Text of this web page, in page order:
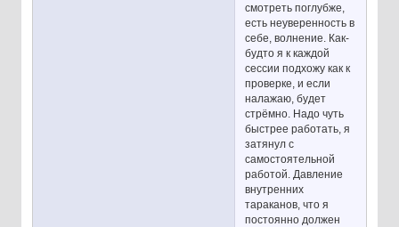
смотреть поглубже,
есть неуверенность в
себе, волнение. Как-
будто я к каждой
сессии подхожу как к
проверке, и если
налажаю, будет
стрёмно. Надо чуть
быстрее работать, я
затянул с
самостоятельной
работой. Давление
внутренних
тараканов, что я
постоянно должен